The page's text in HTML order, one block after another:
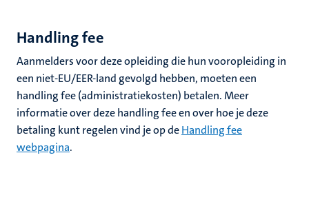
Handling fee
Aanmelders voor deze opleiding die hun vooropleiding in
een niet-EU/EER-land gevolgd hebben, moeten een
handling fee (administratiekosten) betalen. Meer
informatie over deze handling fee en over hoe je deze
betaling kunt regelen vind je op deHandling fee
webpagina.